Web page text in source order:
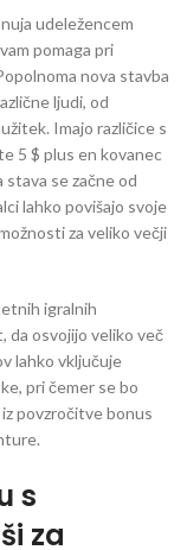
udeležencem
pomaga pri
nova stavba
ljudi, od
Imajo različice s
5 $ plus en kovanec
stava se začne od
lahko povišajo svoje
za veliko večji
igralnih
da osvojijo veliko več
lahko vključuje
pri čemer se bo
povzročitve bonus
s
za